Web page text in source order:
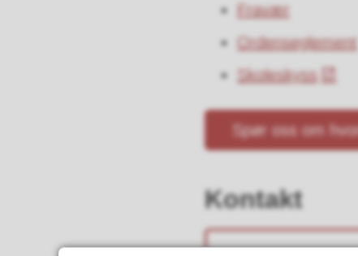
Fravær
Ordenseglement
Skoleskyss
Spør oss om
Kontakt